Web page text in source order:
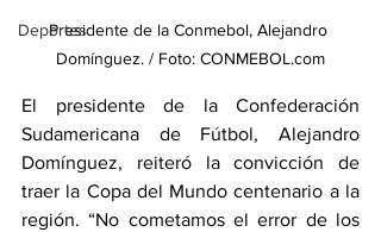
Deportes
Presidente de la Conmebol, Alejandro
Domínguez. / Foto: CONMEBOL.com
El presidente de la Confederación
Sudamericana de Fútbol, Alejandro
Domínguez, reiteró la convicción de
traer la Copa del Mundo centenario a la
región. “No cometamos el error de los